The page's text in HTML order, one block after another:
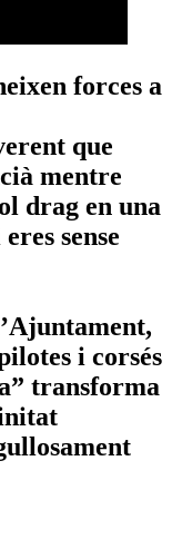
forces a
que
mentre
drag en una
sense
i corsés
transforma